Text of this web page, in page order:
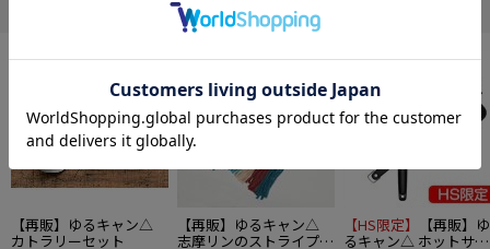
るキャン△のA4クリアファイル。
学校やデスクでも使いやすいサイズです。
■サイズ：約310×220mm（A4）
■素材：ポリプロピレン
©あfろ・芳文社／野外活動委員会
" ゆるキャン△ "の他の商品
【再販】ゆるキャン△
カトラリーセット
【再販】ゆるキャン△
志摩リンのストライプマ
【HS限定】 【再販】ゆ
るキャン△ ホットサン